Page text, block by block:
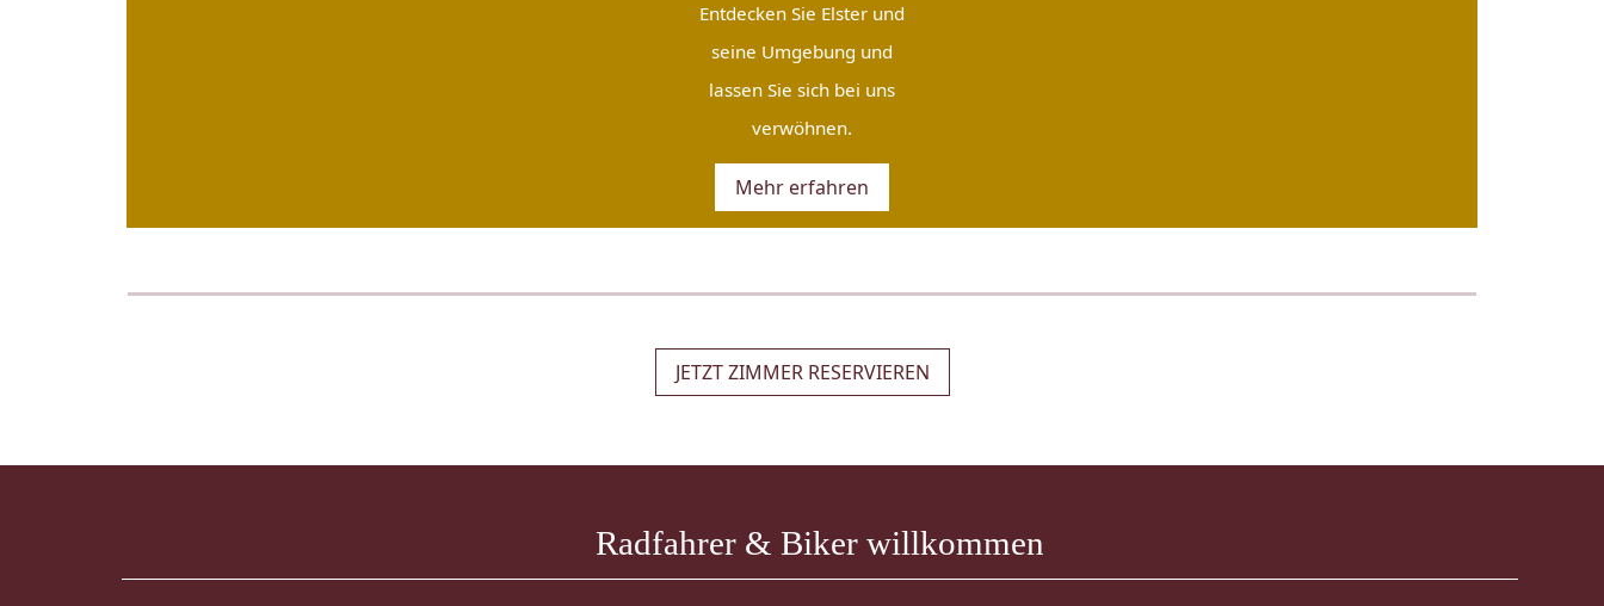
Entdecken Sie Elster und
seine Umgebung und
lassen Sie sich bei uns
verwöhnen.
Mehr erfahren
JETZT ZIMMER RESERVIEREN
Radfahrer & Biker willkommen